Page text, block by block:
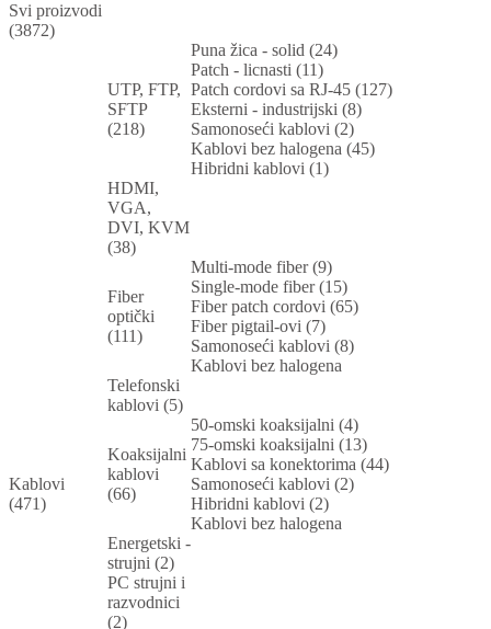
Svi proizvodi
(3872)
Kablovi
(471)
UTP, FTP,
SFTP
(218)
Puna žica - solid (24)
Patch - licnasti (11)
Patch cordovi sa RJ-45 (127)
Eksterni - industrijski (8)
Samonoseći kablovi (2)
Kablovi bez halogena (45)
Hibridni kablovi (1)
HDMI,
VGA,
DVI, KVM
(38)
Fiber
optički
(111)
Multi-mode fiber (9)
Single-mode fiber (15)
Fiber patch cordovi (65)
Fiber pigtail-ovi (7)
Samonoseći kablovi (8)
Kablovi bez halogena
Telefonski
kablovi (5)
Koaksijalni
kablovi
(66)
50-omski koaksijalni (4)
75-omski koaksijalni (13)
Kablovi sa konektorima (44)
Samonoseći kablovi (2)
Hibridni kablovi (2)
Kablovi bez halogena
Energetski -
strujni (2)
PC strujni i
razvodnici
(2)